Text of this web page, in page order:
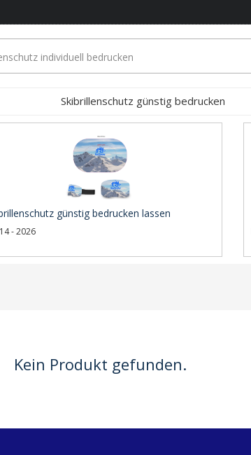
Skibrillenschutz günstig bedrucken
günstig bedrucken lassen
- 2026
Kein Produkt gefunden.